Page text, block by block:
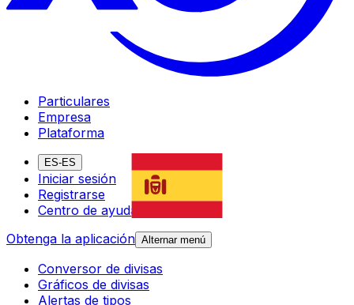
Particulares
Empresa
Plataforma
ES-ES
Iniciar sesión
Registrarse
Centro de ayuda
Obtenga la aplicación Alternar menú
Conversor de divisas
Gráficos de divisas
Alertas de tipos